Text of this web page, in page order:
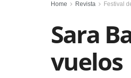
Home Revista Festival
Sara
vuelos